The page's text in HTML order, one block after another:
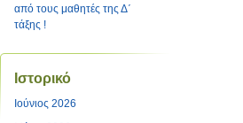
από τους μαθητές της Δ΄
τάξης !
Ιστορικό
Ιούνιος 2026